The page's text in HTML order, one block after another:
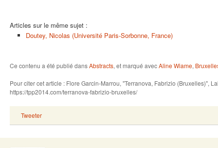
Articles sur le même sujet :
Doutey, Nicolas (Université Paris-Sorbonne, France)
Ce contenu a été publié dansAbstracts, et marqué avecAline Wiame,
Pour citer cet article : Flore Garcin-Marrou, "Terranova, Fabrizio (Bruxelles)",
https://tpp2014.com/terranova-fabrizio-bruxelles/
Tweeter